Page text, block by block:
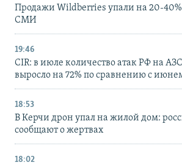
Продажи Wildberries упали на 20-40%
СМИ
19:46
CIR: в июле количество атак РФ на
выросло на 72% по сравнению с
18:53
В Керчи дрон упал на жилой дом:
сообщают о жертвах
18:02